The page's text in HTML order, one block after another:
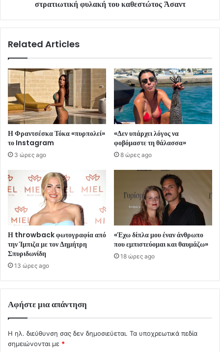
στρατιωτική φυλακή του καθεστώτος Άσαντ
Related Articles
Η Φραντσέσκα Τόκα «πυρπολεί»
το Instagram
3 ώρες ago
«Δεν υπάρχει λόγος να
φοβόμαστε τη θάλασσα»
8 ώρες ago
Η throwback φωτογραφία από
την Ίμπιζα με τον Δημήτρη
Σπυριδωνίδη
13 ώρες ago
«Έχω δίπλα μου έναν άνθρωπο
που εμπιστεύομαι και θαυμάζω»
18 ώρες ago
Αφήστε μια απάντηση
Η ηλ. διεύθυνση σας δεν δημοσιεύεται. Τα υποχρεωτικά πεδία
σημειώνονται με *